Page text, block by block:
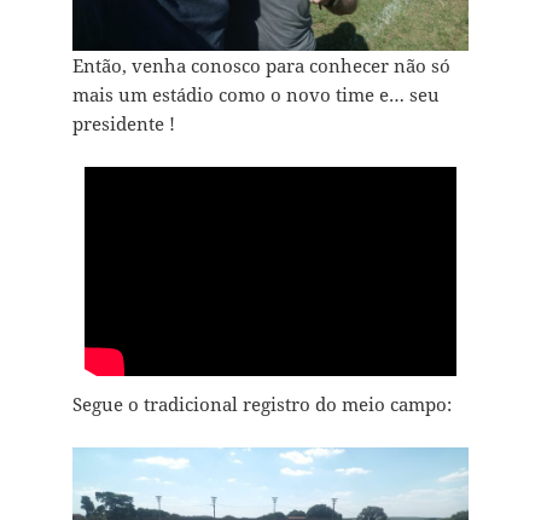
Então, venha conosco para conhecer não só
mais um estádio como o novo time e… seu
presidente !
Segue o tradicional registro do meio campo: